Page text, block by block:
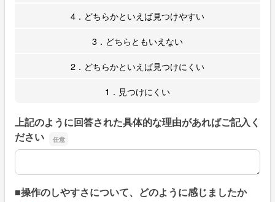
4．どちらかといえば見つけやすい
3．どちらともいえない
2．どちらかといえば見つけにくい
1．見つけにくい
上記のように回答された具体的な理由があればご記入く
ださい
上記のように回答された具体的な理由があればご記入くだ
■操作のしやすさについて、どのように感じましたか